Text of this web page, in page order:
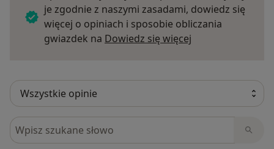
je zgodnie z naszymi zasadami, dowiedz się
więcej o opiniach i sposobie obliczania
gwiazdek na Dowiedz się więcej
Szukaj w opiniach